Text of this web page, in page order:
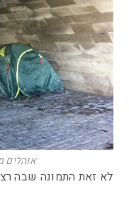
אוהלים
לא זאת התמונה שבה